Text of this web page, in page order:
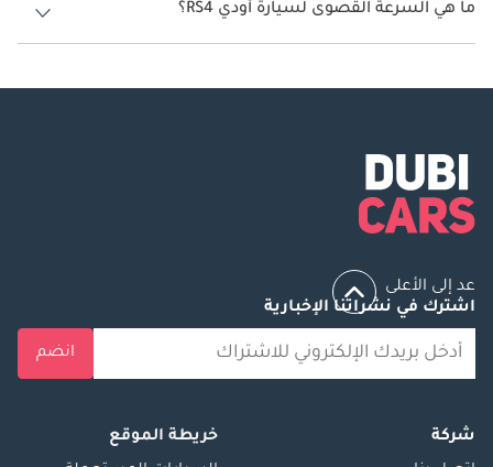
ما هي السرعة القصوى لسيارة أودي RS4؟
السرعة القصوى لسيارة أودي RS4 هي 260 كم/الساعة.
عد إلى الأعلى
اشترك في نشراتنا الإخبارية
انضم
شركة
خريطة الموقع